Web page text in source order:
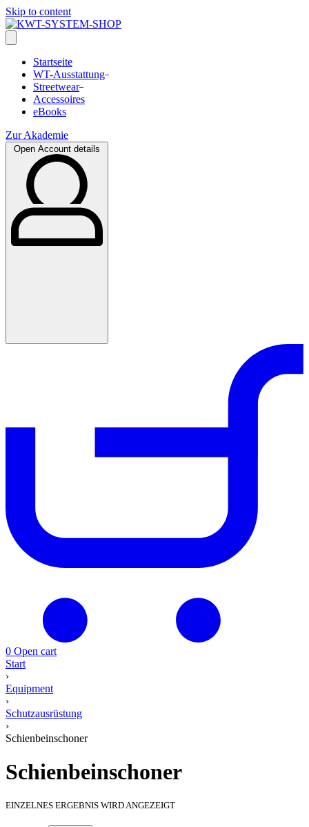
Skip to content
Startseite
WT-Ausstattung
Streetwear
Accessoires
eBooks
Zur Akademie
Open Account details
0 Open cart
Start
›
Equipment
›
Schutzausrüstung
›
Schienbeinschoner
Schienbeinschoner
EINZELNES ERGEBNIS WIRD ANGEZEIGT